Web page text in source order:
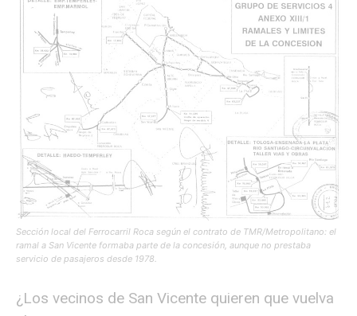
Sección local del Ferrocarril Roca según el contrato de TMR/Metropolitano: el
ramal a San Vicente formaba parte de la concesión, aunque no prestaba
servicio de pasajeros desde 1978.
¿Los vecinos de San Vicente quieren que vuelva